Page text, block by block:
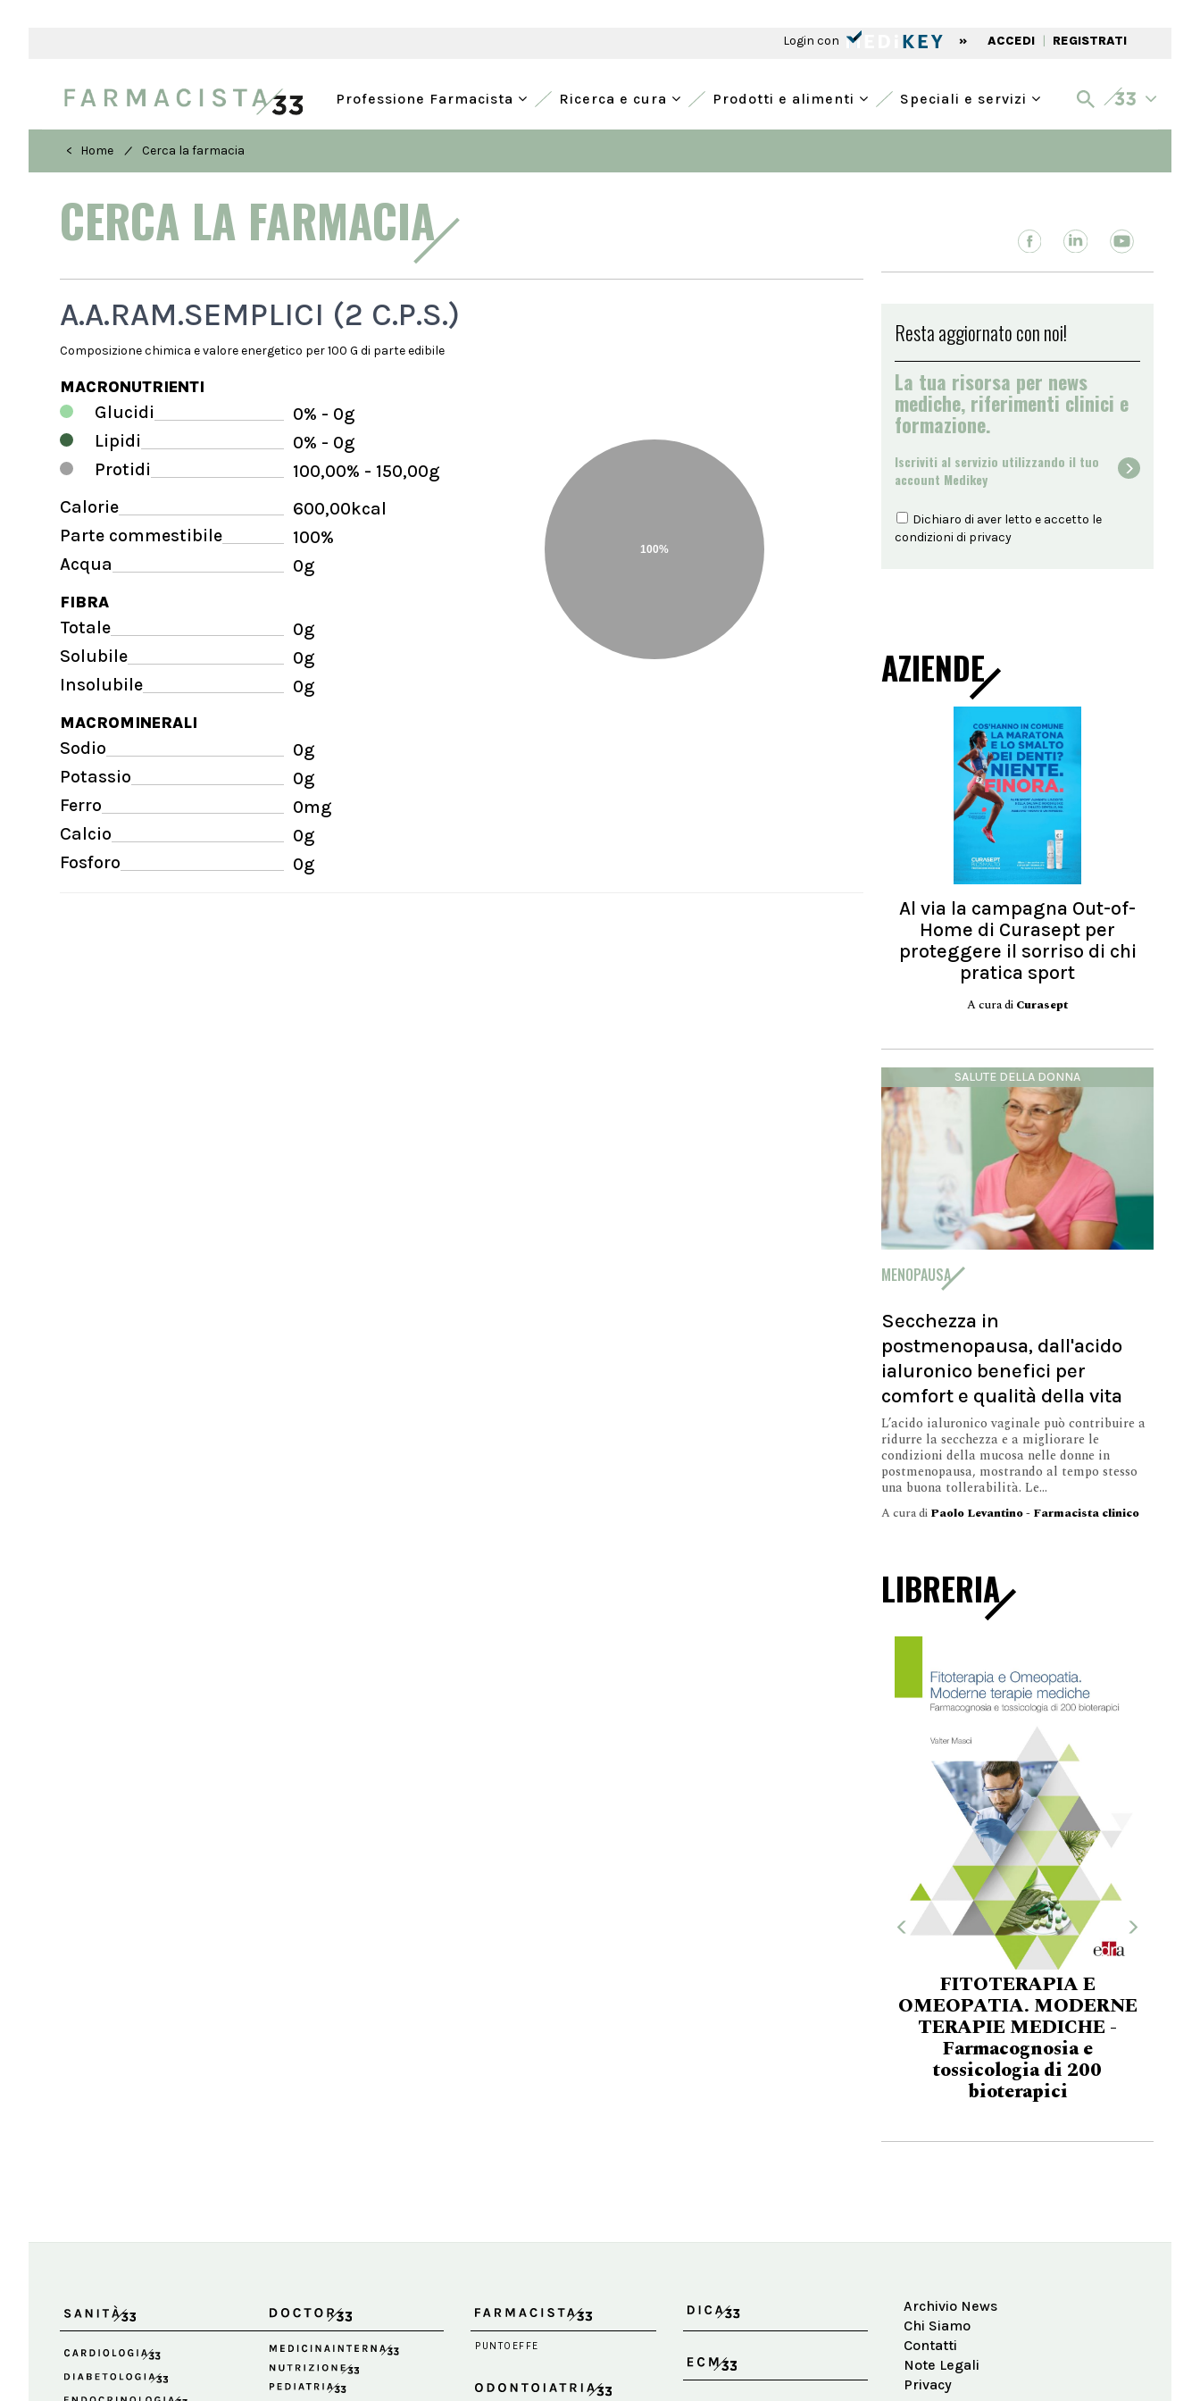
Login con » ACCEDI | REGISTRATI
Professione Farmacista Ricerca e cura Prodotti e alimenti Speciali e servizi
< Home / Cerca la farmacia
CERCA LA FARMACIA
A.A.RAM.SEMPLICI (2 C.P.S.)
Composizione chimica e valore energetico per 100 G di parte edibile
MACRONUTRIENTI
Glucidi
0% - 0g
Lipidi
0% - 0g
Protidi
100,00% - 150,00g
Calorie
600,00kcal
Parte commestibile
100%
Acqua
0g
FIBRA
Totale
0g
Solubile
0g
Insolubile
0g
MACROMINERALI
Sodio
0g
Potassio
0g
Ferro
0mg
Calcio
0g
Fosforo
0g
100%
Resta aggiornato con noi!
La tua risorsa per news
mediche, riferimenti clinici e
formazione.
Iscriviti al servizio utilizzando il tuo
account Medikey
Dichiaro di aver letto e accetto le
condizioni di privacy
AZIENDE
Al via la campagna Out-of-
Home di Curasept per
proteggere il sorriso di chi
pratica sport
A cura di Curasept
SALUTE DELLA DONNA
MENOPAUSA
Secchezza in
postmenopausa, dall'acido
ialuronico benefici per
comfort e qualità della vita
L’acido ialuronico vaginale può contribuire a
ridurre la secchezza e a migliorare le
condizioni della mucosa nelle donne in
postmenopausa, mostrando al tempo stesso
una buona tollerabilità. Le...
A cura di Paolo Levantino - Farmacista clinico
LIBRERIA
FITOTERAPIA E
OMEOPATIA. MODERNE
TERAPIE MEDICHE -
Farmacognosia e
tossicologia di 200
bioterapici
Archivio News
Chi Siamo
Contatti
Note Legali
Privacy